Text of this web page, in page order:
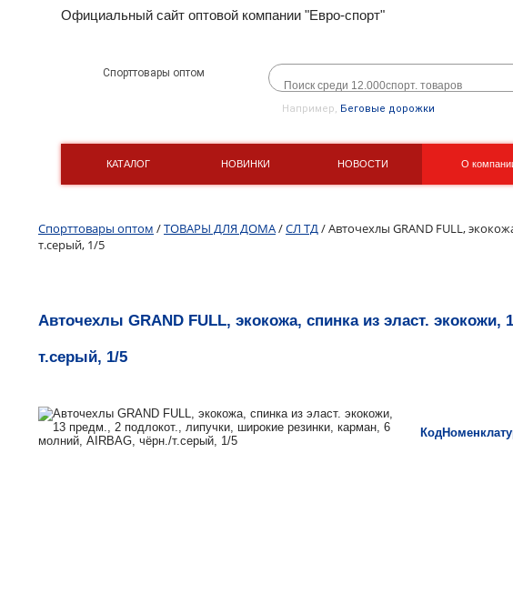
Официальный сайт оптовой компании "Евро-спорт"
Спорттовары оптом
Например, Беговые дорожки
КАТАЛОГ НОВИНКИ НОВОСТИ О
Спорттовары оптом /ТОВАРЫ ДЛЯ ДОМА/СЛ ТД / Авточехлы GRAND FULL,
т.серый, 1/5
Авточехлы GRAND FULL, экокожа, спинка из эласт.
т.серый, 1/5